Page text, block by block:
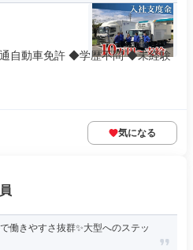
自動車免許 ◆学歴不問 ◆未経験
気になる
働きやすさ抜群✨大型へのステッ